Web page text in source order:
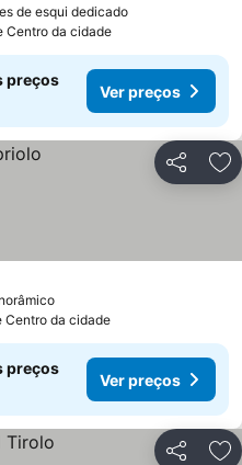
de esqui dedicadoVer preços
Centro da cidade
preços
Ver preços
Partilhar
Ver preços
Centro da cidade
preços
Ver preços
Partilhar